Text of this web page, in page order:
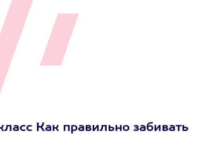
Как правильно забивать